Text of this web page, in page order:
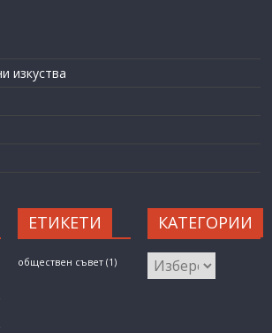
изкуства
ЕТИКЕТИ
обществен съвет (1)
КАТЕГОРИИ
КАТЕГОРИИ